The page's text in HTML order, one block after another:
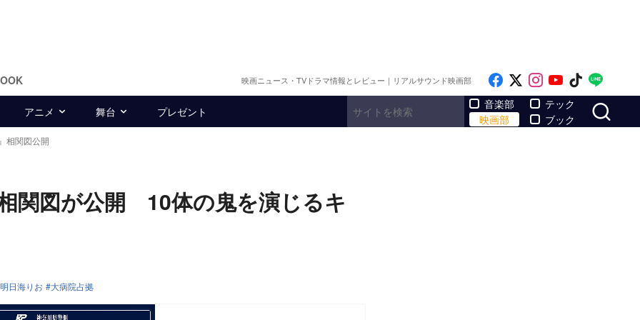
映画ニュース・TVドラマ情報とレビュー｜リアルサウンド映画部 Like on Facebook
Follow on x
Follow on
Follow on
Follow
アニメ 舞台 プレゼント
音楽部
映画部
テック
ブック
相関図公開
関図が公開 10体の鬼を演じるキ
明日海りお 大病院占拠